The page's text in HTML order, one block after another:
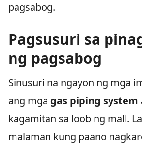
pagsabog.
Pagsusuri sa
ng pagsabog
Sinusuri na ngayon ng mga
ang mga gas piping system
kagamitan sa loob ng mall.
malaman kung paano